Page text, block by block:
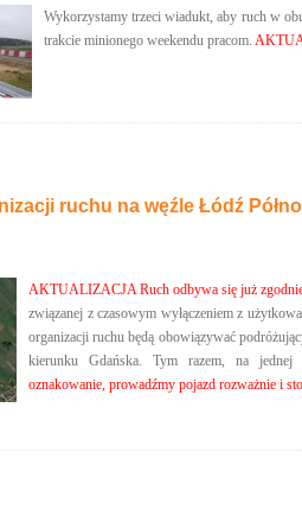
Wykorzystamy trzeci wiadukt, aby ruch w
trakcie minionego weekendu pracom.
ruchu na węźle Łódź
AKTUALIZACJA Ruch odbywa się już zgodnie
związanej z czasowym wyłączeniem z
organizacji ruchu będą obowiązywać
kierunku Gdańska. Tym razem, na
oznakowanie, prowadźmy pojazd rozważnie i